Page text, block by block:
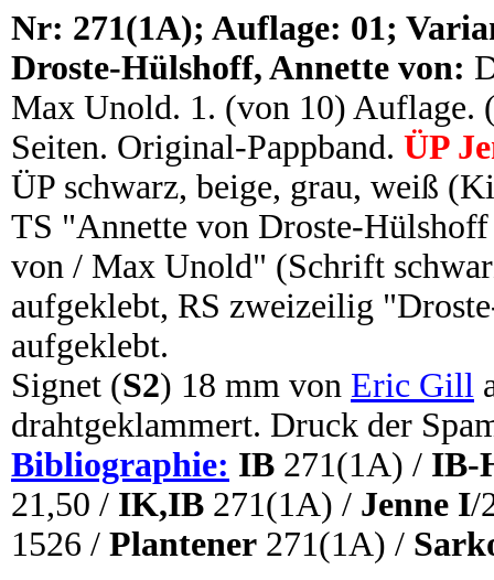
Nr: 271(1A); Auflage: 01;
Droste-Hülshoff, Annette von:
Max Unold. 1. (von 10) Auflage.
Seiten. Original-Pappband. ÜP
ÜP schwarz, beige, grau, weiß
TS "Annette von Droste-
von / Max Unold" (Schrift
aufgeklebt, RS zweizeilig
aufgeklebt.
Signet (S2) 18 mm von Eric Gill
drahtgeklammert. Druck der
Bibliographie: IB 271(1A) / IB-
21,50 / IK,IB 271(1A) / Jenne I/
1526 / Plantener 271(1A) /